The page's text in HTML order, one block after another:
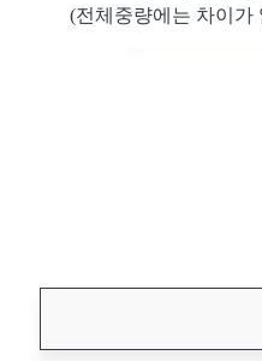
(전체중량에는 차이가